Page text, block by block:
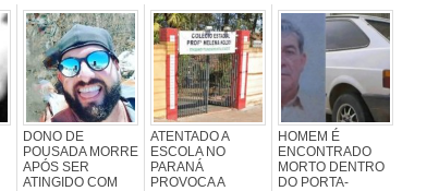
DONO DE
POUSADA MORRE
APÓS SER
ATINGIDO COM
ATENTADO A
ESCOLA NO
PARANÁ
PROVOCA A
HOMEM É
ENCONTRADO
MORTO DENTRO
DO PORTA-